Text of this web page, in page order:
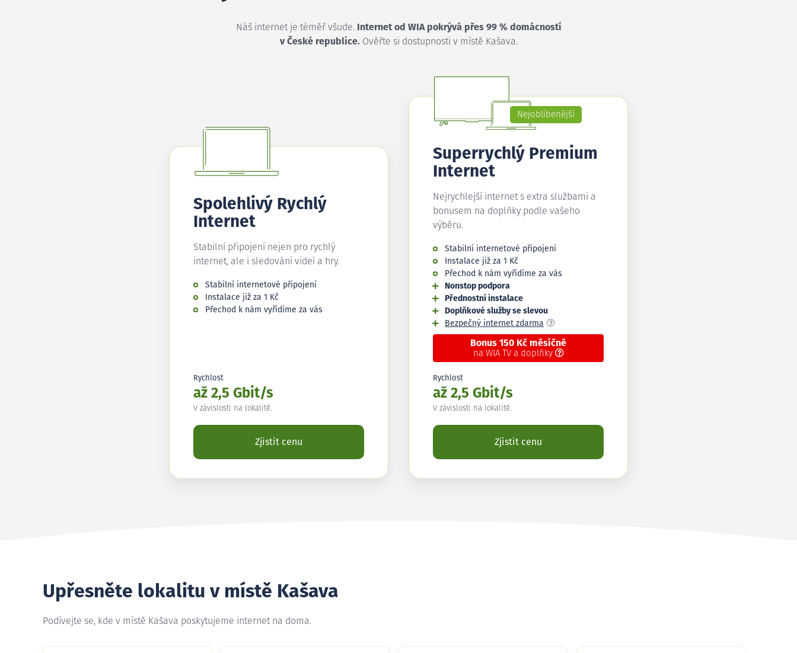
Náš internet je téměř všude.
Internet od WIA pokrývá přes 99 % domácností
v České republice.Ověřte si dostupnosti v místě Kašava.
Spolehlivý Rychlý
Internet
Stabilní připojení nejen pro rychlý
internet, ale i sledování videí a hry.
Stabilní internetové připojení
Instalace již za 1 Kč
Přechod k nám vyřídíme za vás
Rychlost
až 2,5 Gbit/s
V závislosti na lokalitě.
Zjistit cenu
Nejoblíbenější
Superrychlý Premium
Internet
Nejrychlejší internet s extra službami a
bonusem na doplňky podle vašeho
výběru.
Stabilní internetové připojení
Instalace již za 1 Kč
Přechod k nám vyřídíme za vás
Nonstop podpora
Přednostní instalace
Doplňkové služby se slevou
Bezpečný internet zdarma
Bonus 150 Kč měsíčně
na WIA TV a doplňky
Rychlost
až 2,5 Gbit/s
V závislosti na lokalitě.
Zjistit cenu
Upřesněte lokalitu v místě Kašava
Podívejte se, kde v místě Kašava poskytujeme internet na doma.